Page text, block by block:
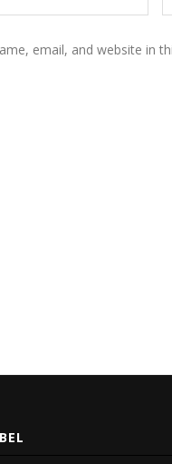
email, and website in